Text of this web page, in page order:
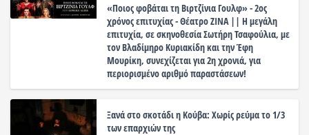
«Ποιος φοβάται τη Βιρτζίνια Γουλφ» - 2ος
χρόνος επιτυχίας - Θέατρο ΖΙΝΑ || Η μεγάλη
επιτυχία, σε σκηνοθεσία Σωτήρη Τσαφούλια, με
τον Βλαδίμηρο Κυριακίδη και την Έφη
Μουρίκη, συνεχίζεται για 2η χρονιά, για
περιορισμένο αριθμό παραστάσεων!
Ξανά στο σκοτάδι η Κούβα: Χωρίς ρεύμα το 1/3
των επαρχιών της